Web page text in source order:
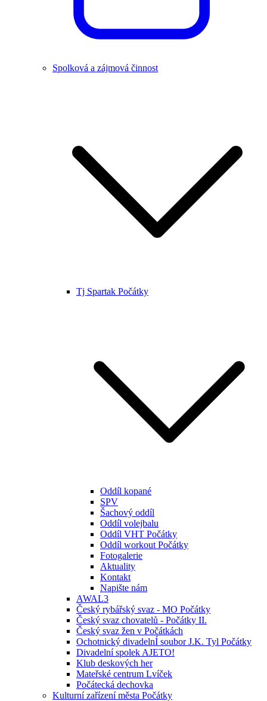
Spolková a zájmová činnost
Tj Spartak Počátky
Oddíl kopané
SPV
Šachový oddíl
Oddíl volejbalu
Oddíl VHT Počátky
Oddíl workout Počátky
Fotogalerie
Aktuality
Kontakt
Napište nám
AWAL3
Český rybářský svaz - MO Počátky
Český svaz chovatelů - Počátky II.
Český svaz žen v Počátkách
Ochotnický divadelnÍ soubor J.K. Tyl Počátky
Divadelní spolek AJETO!
Klub deskových her
Mateřské centrum Lvíček
Počátecká dechovka
Kulturní zařízení města Počátky